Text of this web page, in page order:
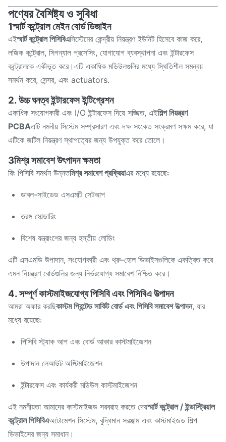
পণ্যের বৈশিষ্ট্য ও সুবিধা
1স্মার্ট কন্ট্রোল মেইন বোর্ড ডিজাইন
এইস্মার্ট কন্ট্রোল পিসিবিএসিস্টেমের কেন্দ্রীয় নিয়ন্ত্রণ ইউনিট হিসেবে কাজ করে,
লজিক কন্ট্রোল, সিগন্যাল প্রসেসিং, যোগাযোগ ব্যবস্থাপনা এবং ইন্টারফেস
কন্ট্রোলকে একীভূত করে।এটি একাধিক মডিউলগুলির মধ্যে স্থিতিশীল সমন্বয়
সমর্থন করে, সেন্সর, এবং actuators.
2. উচ্চ ঘনত্ব ইন্টারফেস ইন্টিগ্রেশন
একাধিক সংযোগকারী এবং I/O ইন্টারফেস দিয়ে সজ্জিত, এইশিল্প নিয়ন্ত্রণ
PCBAএটি নমনীয় সিস্টেম সম্প্রসারণ এবং দক্ষ সংকেত সংক্রমণ সক্ষম করে, যা
এটিকে জটিল নিয়ন্ত্রণ স্থাপত্যের জন্য উপযুক্ত করে তোলে।
3মিশ্র সমাবেশ উৎপাদন ক্ষমতা
রিং পিসিবি সমর্থন উন্নতমিশ্র সমাবেশ প্রক্রিয়াএর মধ্যে রয়েছেঃ
ডাবল-সাইডেড এসএমটি সেটআপ
তরঙ্গ সোল্ডারিং
বিশেষ যন্ত্রাংশের জন্য হস্তীয় লোডিং
এটি এসএমডি উপাদান, সংযোগকারী এবং থ্রু-হোল ডিভাইসগুলিকে একত্রিত করে
এমন নিয়ন্ত্রণ বোর্ডগুলির জন্য নির্ভরযোগ্য সমাবেশ নিশ্চিত করে।
4. সম্পূর্ণ কাস্টমাইজযোগ্য পিসিবি এবং পিসিবিএ উত্পাদন
আমরা অফার করছিকাস্টম প্রিন্টেড সার্কিট বোর্ড এবং পিসিবি সমাবেশ উত্পাদন, যার
মধ্যে রয়েছেঃ
পিসিবি স্ট্যাক আপ এবং বোর্ড আকার কাস্টমাইজেশন
উপাদান লেআউট অপ্টিমাইজেশন
ইন্টারফেস এবং কার্যকরী মডিউল কাস্টমাইজেশন
এই নমনীয়তা আমাদের কাস্টমাইজড সরবরাহ করতে দেয়স্মার্ট কন্ট্রোল / ইন্ডাস্ট্রিয়াল
কন্ট্রোল পিসিবিএঅটোমেশন সিস্টেম, বুদ্ধিমান সরঞ্জাম এবং কাস্টমাইজড শিল্প
ডিভাইসের জন্য সমাধান।